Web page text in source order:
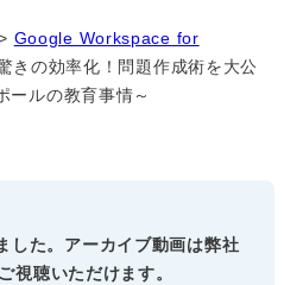
Google Workspace for
きの効率化！問題作成術を大公
ールの教育事情～
した。アーカイブ動画は弊社
視聴いただけます。